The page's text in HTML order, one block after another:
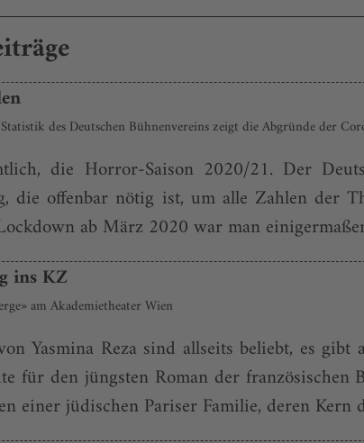
des Deutschen Bühnenvereins zeigt die Abgründe der
die Horror-Saison 2020/21. Der
die offenbar nötig ist, um alle Zahlen der
ab März 2020 war man
ins KZ
am Akademietheater Wien
Yasmina Reza sind allseits beliebt, es
für den jüngsten Roman der
einer jüdischen Pariser Familie, deren Kern